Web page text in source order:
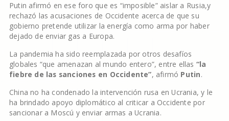
Putin afirmó en ese foro que es “imposible” aislar a Rusia,y
rechazó las acusaciones de Occidente acerca de que su
gobierno pretende utilizar la energía como arma por haber
dejado de enviar gas a Europa.
La pandemia ha sido reemplazada por otros desafíos
globales “que amenazan al mundo entero”, entre ellas “la
fiebre de las sanciones en Occidente”, afirmó Putin.
China no ha condenado la intervención rusa en Ucrania, y le
ha brindado apoyo diplomático al criticar a Occidente por
sancionar a Moscú y enviar armas a Ucrania.